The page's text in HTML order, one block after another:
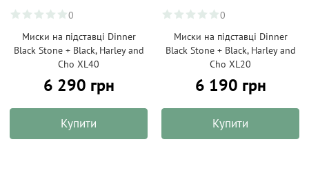
0
Миски на підставці Dinner
Black Stone + Black, Harley and
Cho XL40
6 290 грн
Купити
0
Миски на підставці Dinner
Black Stone + Black, Harley and
Cho XL20
6 190 грн
Купити